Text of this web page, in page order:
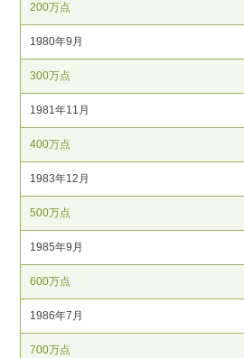
200万点
1980年9月
300万点
1981年11月
400万点
1983年12月
500万点
1985年9月
600万点
1986年7月
700万点